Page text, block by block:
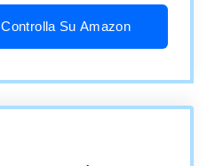
Controlla Su Amazon